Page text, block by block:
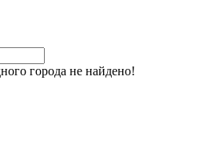
города не найдено!